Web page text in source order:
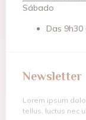
Sábado
Das 9h30
Newsletter
Lorem ipsum
tellus, luctus nec